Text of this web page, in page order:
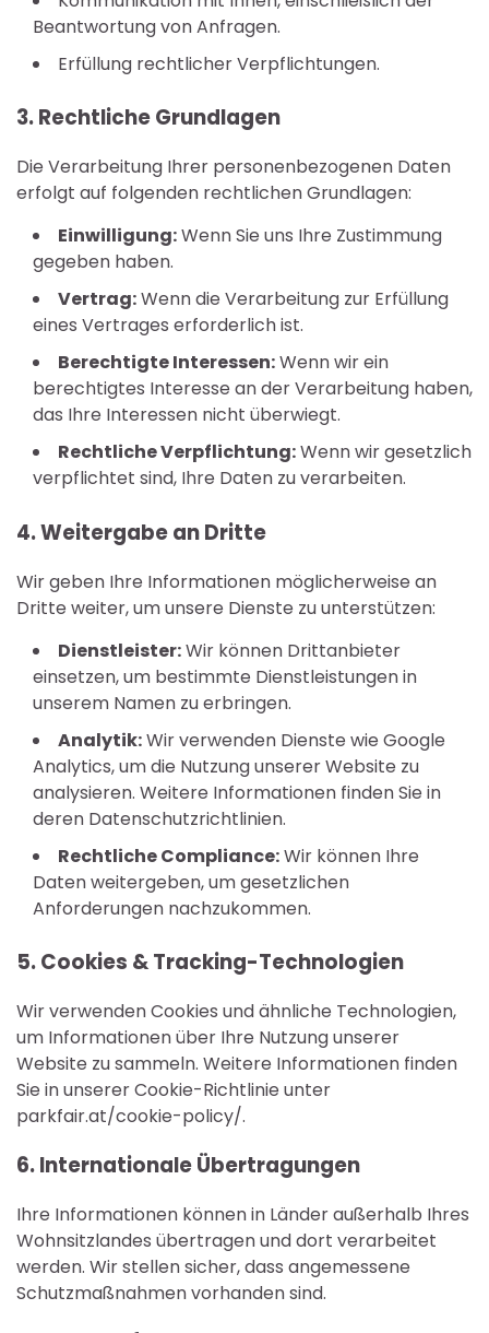
Beantwortung von Anfragen.
Erfüllung rechtlicher Verpflichtungen.
3. Rechtliche Grundlagen
Die Verarbeitung Ihrer personenbezogenen Daten
erfolgt auf folgenden rechtlichen Grundlagen:
Einwilligung:Wenn Sie uns Ihre Zustimmung
gegeben haben.
Vertrag:Wenn die Verarbeitung zur Erfüllung
eines Vertrages erforderlich ist.
Berechtigte Interessen:Wenn wir ein
berechtigtes Interesse an der Verarbeitung haben,
das Ihre Interessen nicht überwiegt.
Rechtliche Verpflichtung:Wenn wir gesetzlich
verpflichtet sind, Ihre Daten zu verarbeiten.
4. Weitergabe an Dritte
Wir geben Ihre Informationen möglicherweise an
Dritte weiter, um unsere Dienste zu unterstützen:
Dienstleister:Wir können Drittanbieter
einsetzen, um bestimmte Dienstleistungen in
unserem Namen zu erbringen.
Analytik:Wir verwenden Dienste wie Google
Analytics, um die Nutzung unserer Website zu
analysieren. Weitere Informationen finden Sie in
deren Datenschutzrichtlinien.
Rechtliche Compliance:Wir können Ihre
Daten weitergeben, um gesetzlichen
Anforderungen nachzukommen.
5. Cookies & Tracking-Technologien
Wir verwenden Cookies und ähnliche Technologien,
um Informationen über Ihre Nutzung unserer
Website zu sammeln. Weitere Informationen finden
Sie in unserer Cookie-Richtlinie unter
parkfair.at/cookie-policy/.
6. Internationale Übertragungen
Ihre Informationen können in Länder außerhalb Ihres
Wohnsitzlandes übertragen und dort verarbeitet
werden. Wir stellen sicher, dass angemessene
Schutzmaßnahmen vorhanden sind.